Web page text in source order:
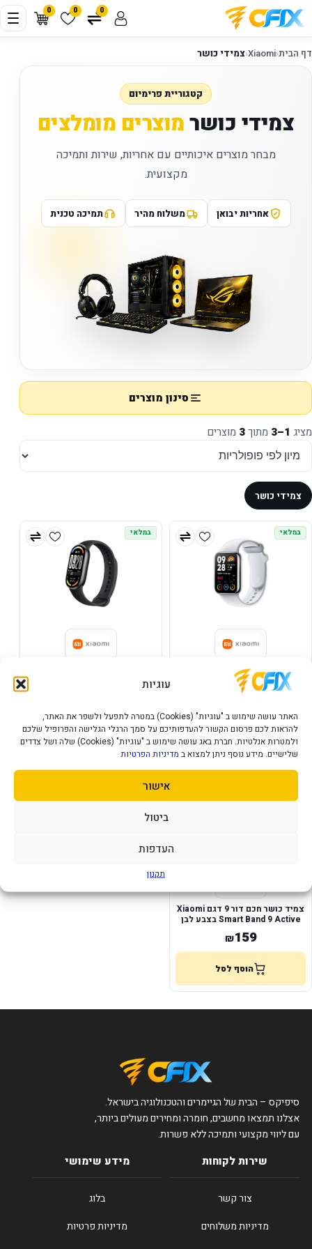
עוגיות
האתר עושה שימוש ב "עוגיות" (Cookies) במטרה לתפעל ולשפר את האתר,
להראות לכם פרסום הקשור להעדפותיכם על סמך הרגלי הגלישה והפרופיל שלכם
ולמטרות אנלטיות. חברת באג עושה שימוש ב "עוגיות" (Cookies) שלה ושל צדדים
שלישיים. מידע נוסף ניתן למצוא ב מדיניות הפרטיות
אישור
ביטול
העדפות
תקנון
0 0 0
דף הבית‹
Xiaomi
‹צמידי כושר
קטגוריית פרימיום
צמידי כושרמוצרים מומלצים
מבחר מוצרים איכותיים עם אחריות, שירות ותמיכה
מקצועית.
אחריות יבואן משלוח מהיר תמיכה טכנית
סינון מוצרים
מציג 1–3 מתוך3 מוצרים
צמידי כושר
במלאי
Smart Band 8 Pro בצבע אפור
389
הוסף לסל
במלאי
הוסף לסל
במלאי
צמיד כושר חכם דור 9 דגם Xiaomi
Smart Band 9 Active בצבע לבן
₪159
הוסף לסל
סיפיקס – הבית של הגיימרים והטכנולוגיה בישראל.
אצלנו תמצאו מחשבים, חומרה ומחירים מעולים ביותר,
עם ליווי מקצועי ותמיכה ללא פשרות.
שירות לקוחות
צור קשר
מדיניות משלוחים
מידע שימושי
בלוג
מדיניות פרטיות